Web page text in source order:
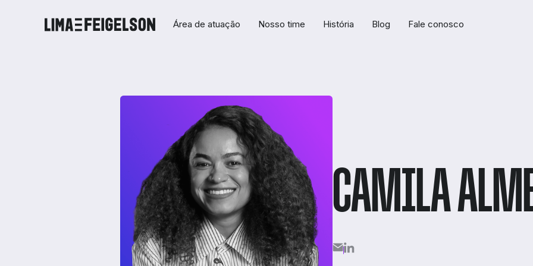
Área de atuação Nosso time História Blog Fale conosco
CAMILA